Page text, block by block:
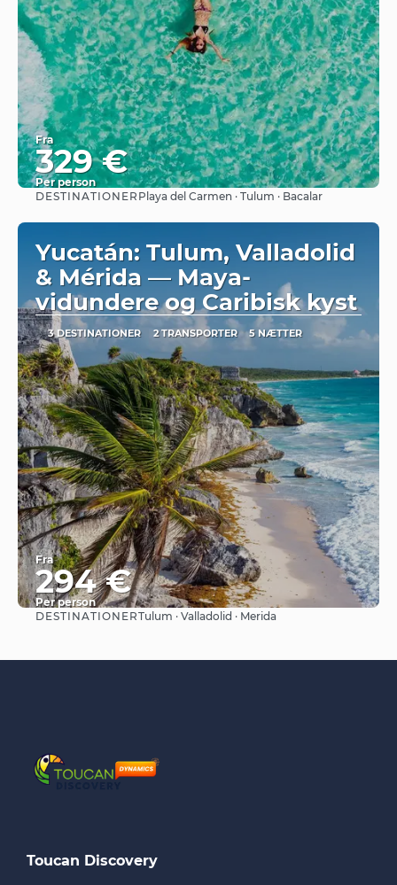
Fra
329 €
Per person
Se
DESTINATIONER Playa del Carmen · Tulum · Bacalar
Yucatán: Tulum, Valladolid
& Mérida — Maya-
vidundere og Caribisk kyst
3 DESTINATIONER 2 TRANSPORTER 5 NÆTTER
Fra
294 €
Per person
Se
DESTINATIONERTulum · Valladolid · Merida
Toucan Discovery